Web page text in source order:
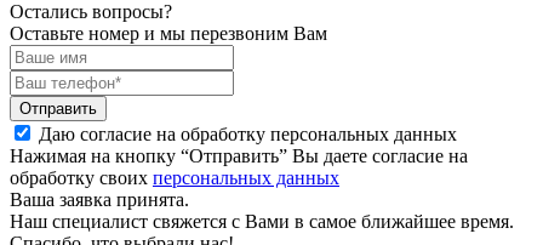
Остались вопросы?
Оставьте номер и мы перезвоним Вам
Отправить
Даю согласие на обработку персональных данных
Нажимая на кнопку “Отправить” Вы даете согласие на
обработку своих персональных данных
Ваша заявка принята.
Наш специалист свяжется с Вами в самое ближайшее время.